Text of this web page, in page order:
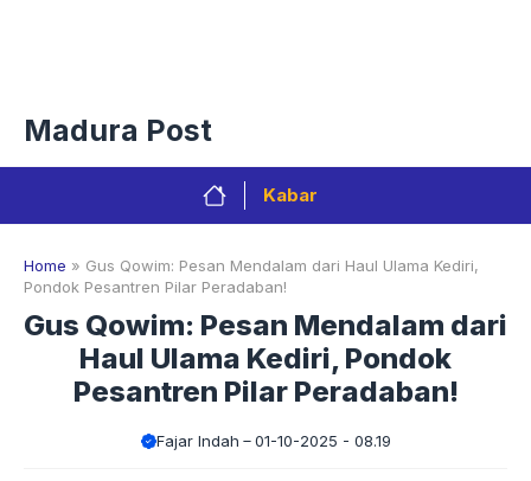
Madura Post
Kabar
Home » Gus Qowim: Pesan Mendalam dari Haul Ulama Kediri,
Pondok Pesantren Pilar Peradaban!
Gus Qowim: Pesan Mendalam dari
Haul Ulama Kediri, Pondok
Pesantren Pilar Peradaban!
Fajar Indah 01-10-2025 - 08.19